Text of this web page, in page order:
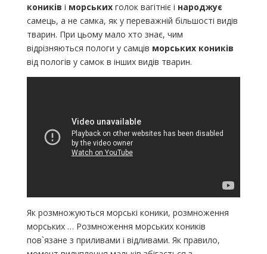
коників і морськихголок вагітніє і народжує
самець, а не самка, як у переважній більшості видів
тварин. При цьому мало хто знає, чим
відрізняються пологи у самців морських коників
від пологів у самок в інших видів тварин.
Як розмножуються морські коники, розмноження
морських … Розмноження морських коників
пов`язане з приливами і відливами. Як правило,